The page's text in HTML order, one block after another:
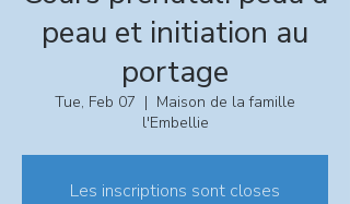
peau et initiation au
portage
Tue, Feb 07
  |
Maison de la famille
l'Embellie
Les inscriptions sont closes